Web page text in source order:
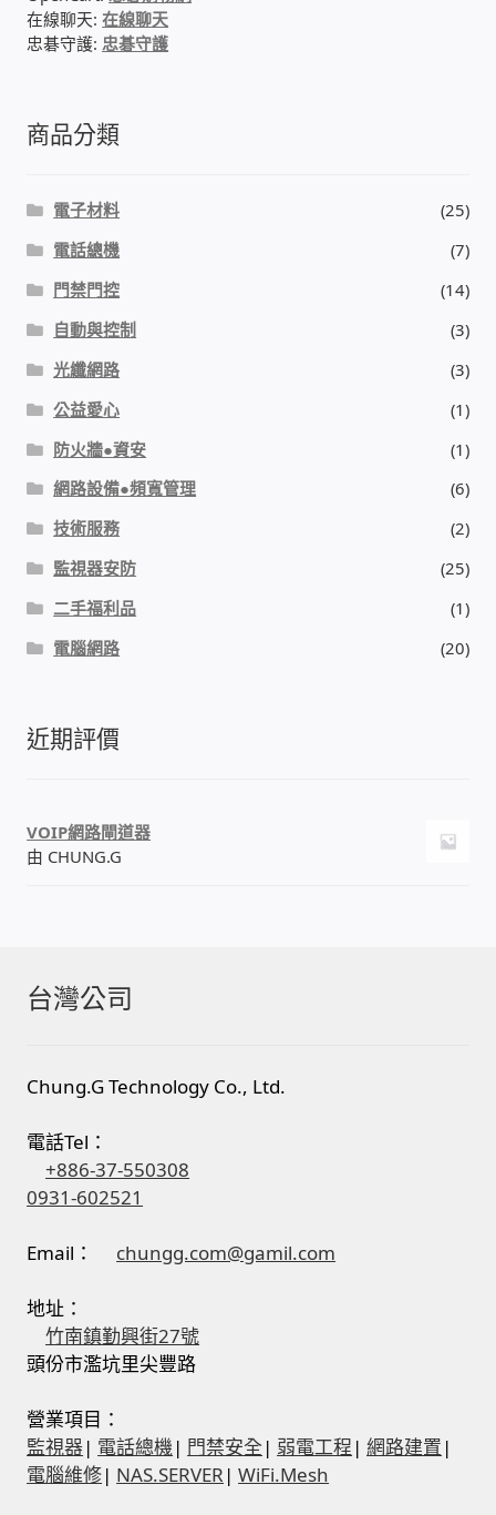
我的帳號
退款和退貨政策
在線聊天:在線聊天
忠碁守護:忠碁守護
商品分類
電子材料
(25)
電話總機
(7)
門禁門控
(14)
自動與控制
(3)
光纖網路
(3)
公益愛心
(1)
防火牆●資安
(1)
網路設備●頻寬管理
(6)
技術服務
(2)
監視器安防
(25)
二手福利品
(1)
電腦網路
(20)
近期評價
VOIP網路閘道器
由 CHUNG.G
台灣公司
Chung.G Technology Co., Ltd.
電話Tel：
+886-37-550308
0931-602521
Email： chungg.com@gamil.com
地址：
竹南鎮勤興街27號
頭份市濫坑里尖豐路
營業項目：
監視器| 電話總機| 門禁安全 | 弱電工程 |網路建置 |
電腦維修| NAS.SERVER |WiFi.Mesh